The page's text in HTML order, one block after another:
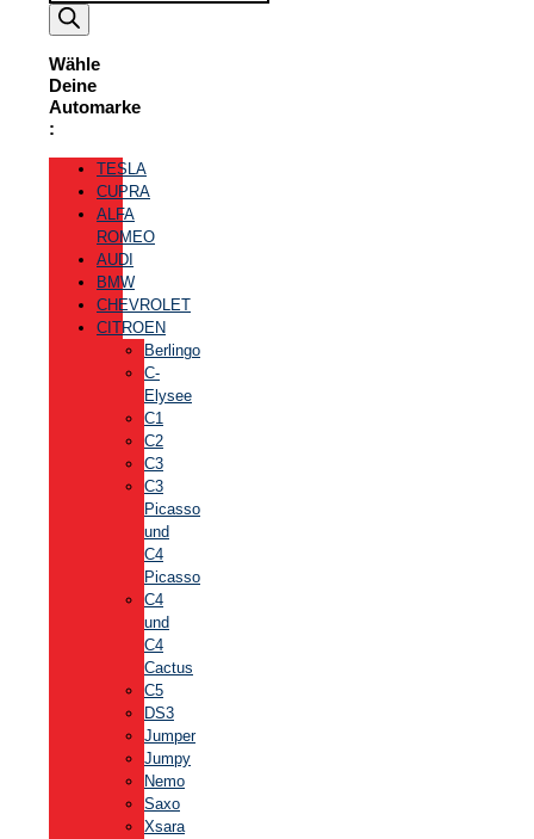
Wähle
Deine
Automarke
:
TESLA
CUPRA
ALFA
ROMEO
AUDI
BMW
CHEVROLET
CITROEN
Berlingo
C-
Elysee
C1
C2
C3
C3
Picasso
und
C4
Picasso
C4
und
C4
Cactus
C5
DS3
Jumper
Jumpy
Nemo
Saxo
Xsara